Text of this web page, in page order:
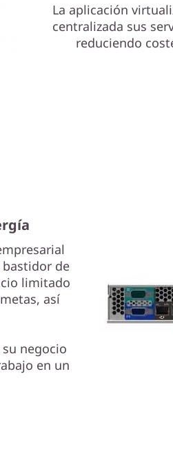
La aplicación
centralizada sus
reduciendo
bastidor de
limitado
así
su negocio
en un